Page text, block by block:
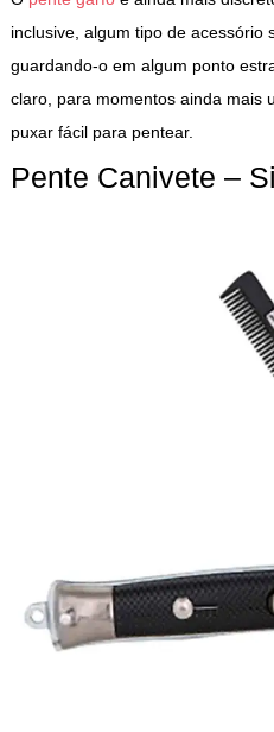
inclusive, algum tipo de acessório
guardando-o em algum ponto
claro, para momentos ainda mais
puxar fácil para pentear.
Pente Canivete –